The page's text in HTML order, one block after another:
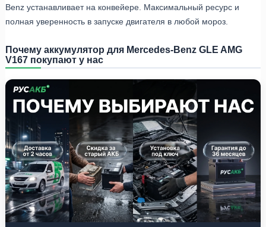
Benz устанавливает на конвейере. Максимальный ресурс и
полная уверенность в запуске двигателя в любой мороз.
Почему аккумулятор для Mercedes-Benz GLE AMG
V167 покупают у нас